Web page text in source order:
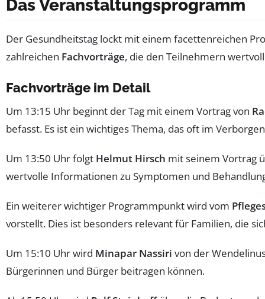
Das Veranstaltungsprogramm
Der Gesundheitstag lockt mit einem facettenreichen
zahlreichen Fachvorträge, die den Teilnehmern
Fachvorträge im Detail
Um 13:15 Uhr beginnt der Tag mit einem Vortrag von
befasst. Es ist ein wichtiges Thema, das oft im
Um 13:50 Uhr folgt Helmut Hirsch mit seinem Vortrag
wertvolle Informationen zu Symptomen und
Ein weiterer wichtiger Programmpunkt wird vom
vorstellt. Dies ist besonders relevant für Familien, die
Um 15:10 Uhr wird Minapar Nassiri von der
Bürgerinnen und Bürger beitragen können.